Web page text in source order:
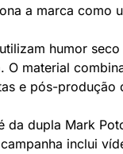
a marca como
humor
O material
e pós-
da dupla Mark
inclui